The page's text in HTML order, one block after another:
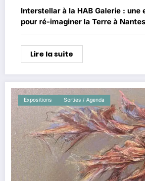
Interstellar à la HAB Galerie : une
pour ré-imaginer la Terre à Nantes
Lire la suite
Expositions Sorties / Agenda